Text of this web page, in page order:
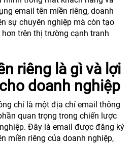
email tên miền riêng, doanh
sự chuyên nghiệp mà còn tạo
trên thị trường cạnh tranh
riêng là gì và lợi
doanh nghiệp
chỉ là một địa chỉ email thông
quan trọng trong chiến lược
Đây là email được đăng ký
miền riêng của doanh nghiệp,